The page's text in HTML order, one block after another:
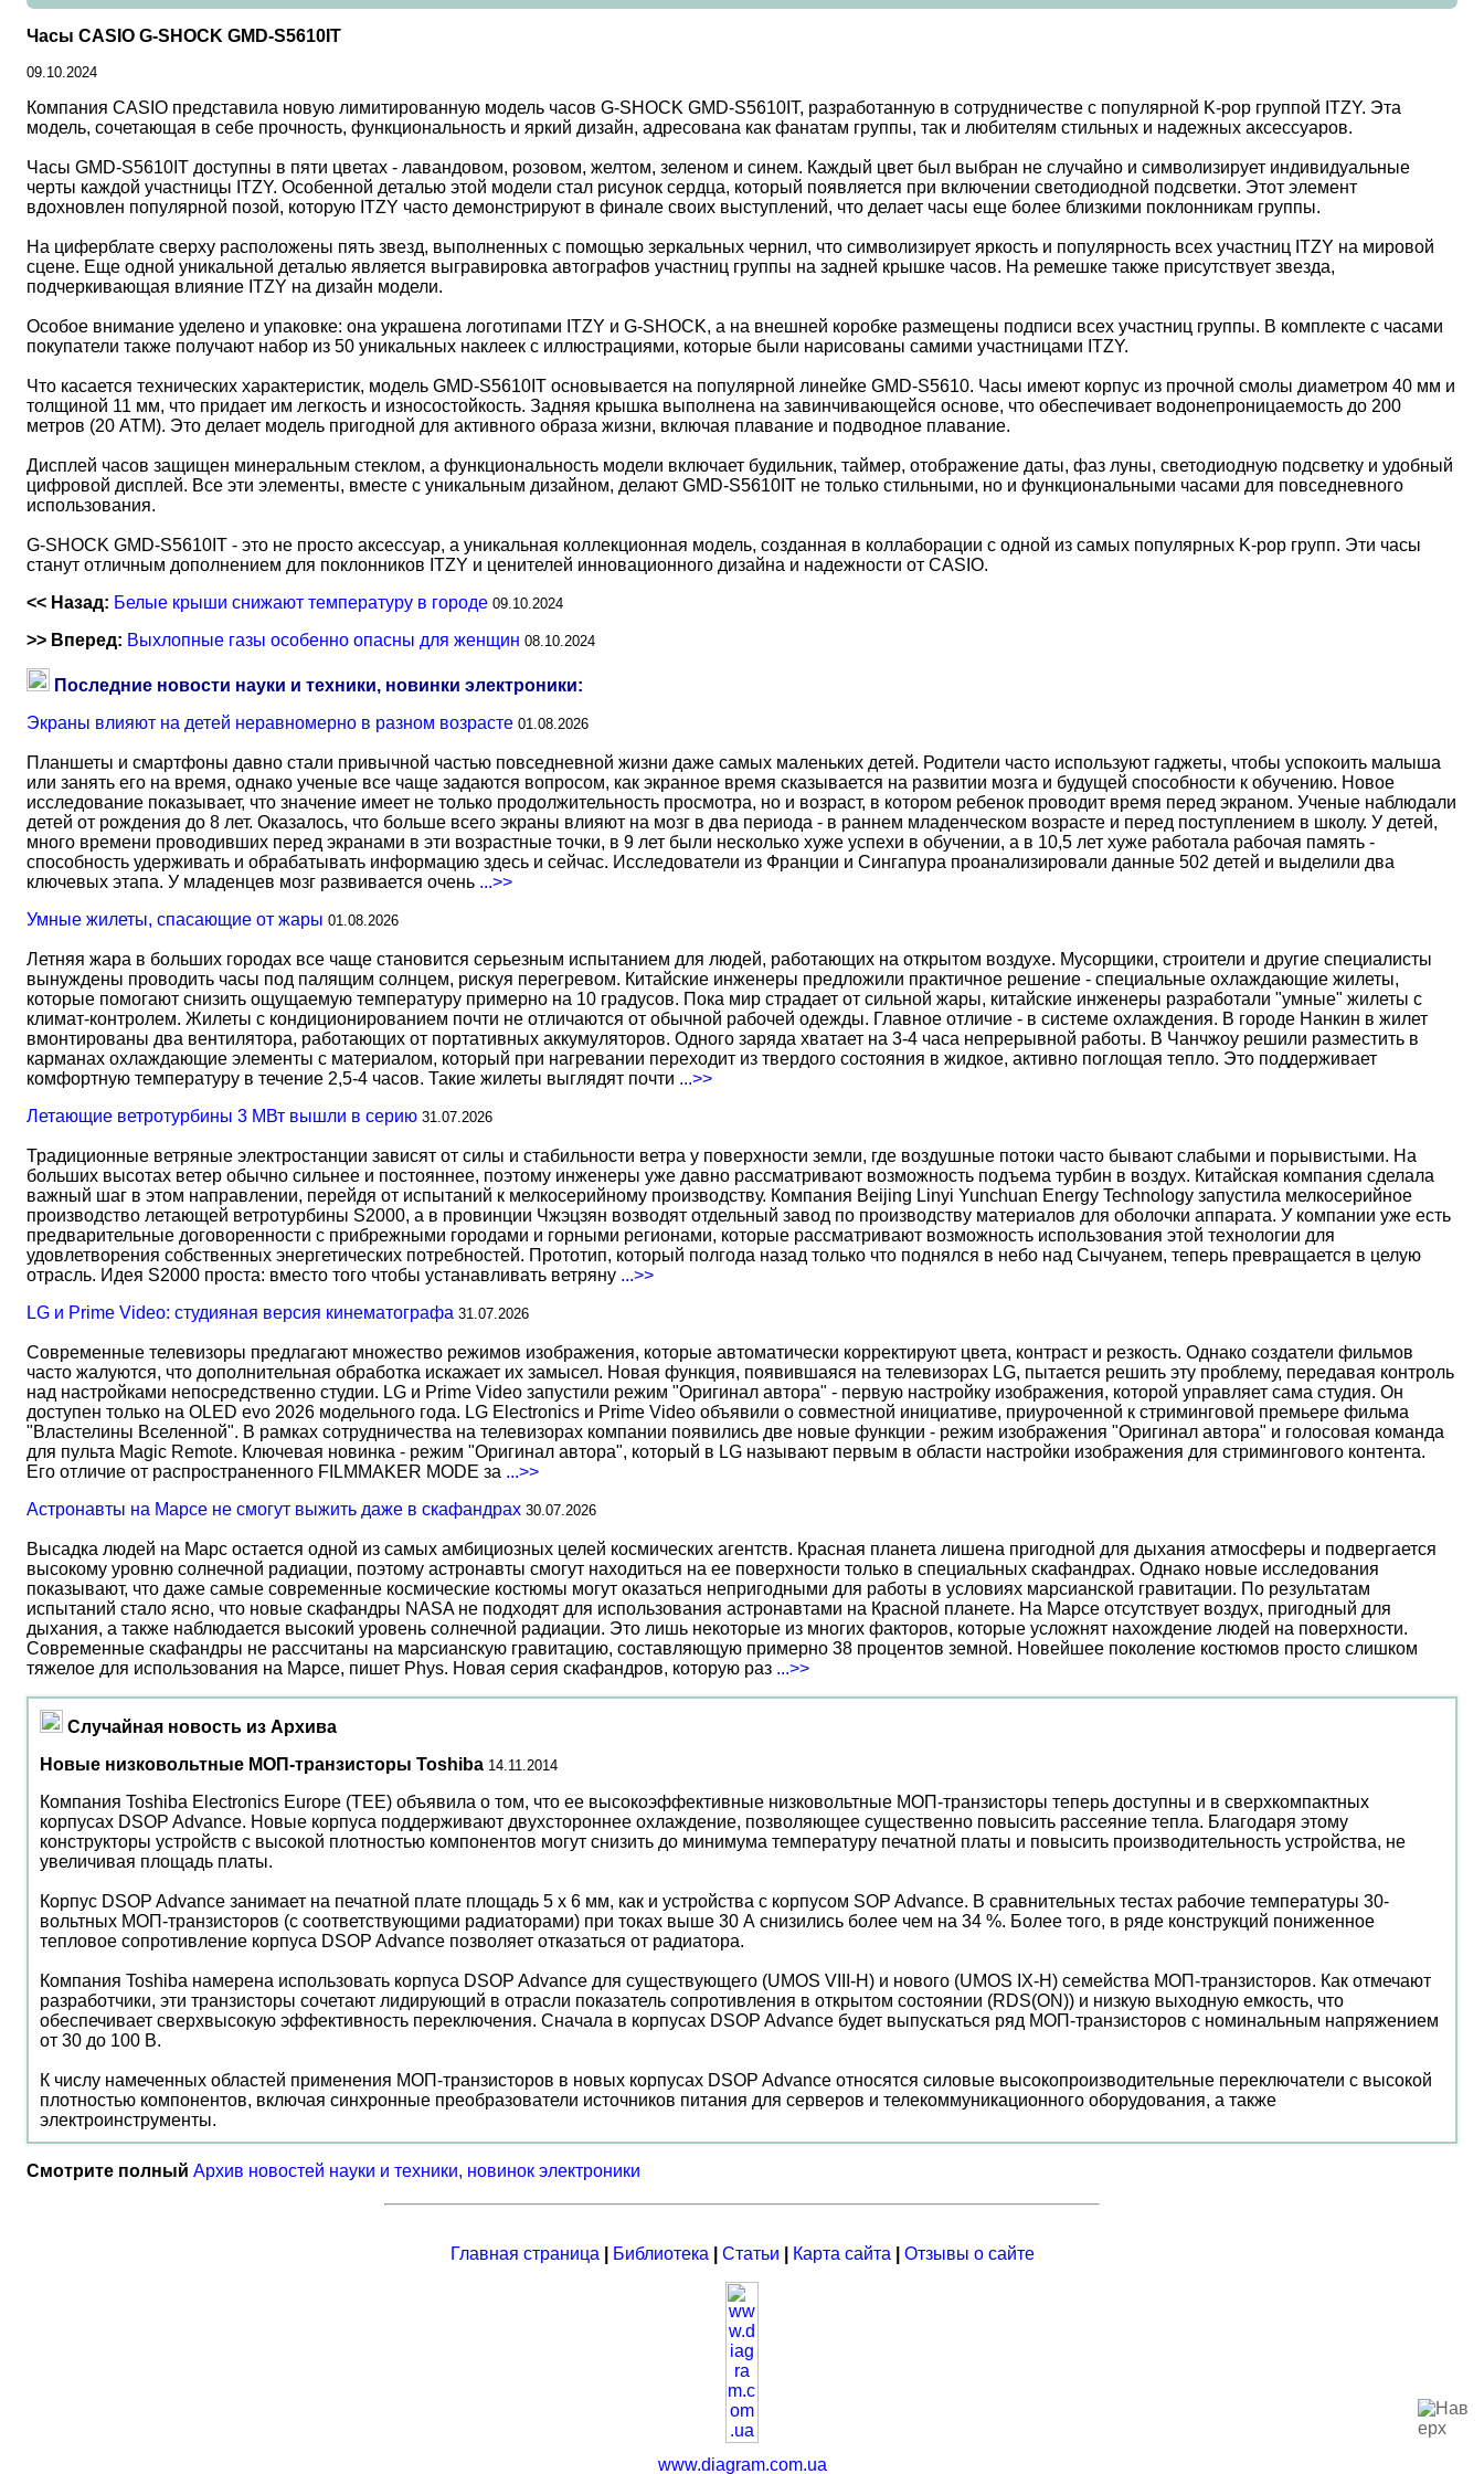
Часы CASIO G-SHOCK GMD-S5610IT
09.10.2024
Компания CASIO представила новую лимитированную модель часов G-SHOCK GMD-S5610IT, разработанную в сотрудничестве с популярной K-pop группой ITZY. Эта
модель, сочетающая в себе прочность, функциональность и яркий дизайн, адресована как фанатам группы, так и любителям стильных и надежных аксессуаров.
Часы GMD-S5610IT доступны в пяти цветах - лавандовом, розовом, желтом, зеленом и синем. Каждый цвет был выбран не случайно и символизирует индивидуальные
черты каждой участницы ITZY. Особенной деталью этой модели стал рисунок сердца, который появляется при включении светодиодной подсветки. Этот элемент
вдохновлен популярной позой, которую ITZY часто демонстрируют в финале своих выступлений, что делает часы еще более близкими поклонникам группы.
На циферблате сверху расположены пять звезд, выполненных с помощью зеркальных чернил, что символизирует яркость и популярность всех участниц ITZY на мировой
сцене. Еще одной уникальной деталью является выгравировка автографов участниц группы на задней крышке часов. На ремешке также присутствует звезда,
подчеркивающая влияние ITZY на дизайн модели.
Особое внимание уделено и упаковке: она украшена логотипами ITZY и G-SHOCK, а на внешней коробке размещены подписи всех участниц группы. В комплекте с часами
покупатели также получают набор из 50 уникальных наклеек с иллюстрациями, которые были нарисованы самими участницами ITZY.
Что касается технических характеристик, модель GMD-S5610IT основывается на популярной линейке GMD-S5610. Часы имеют корпус из прочной смолы диаметром 40 мм и
толщиной 11 мм, что придает им легкость и износостойкость. Задняя крышка выполнена на завинчивающейся основе, что обеспечивает водонепроницаемость до 200
метров (20 ATM). Это делает модель пригодной для активного образа жизни, включая плавание и подводное плавание.
Дисплей часов защищен минеральным стеклом, а функциональность модели включает будильник, таймер, отображение даты, фаз луны, светодиодную подсветку и удобный
цифровой дисплей. Все эти элементы, вместе с уникальным дизайном, делают GMD-S5610IT не только стильными, но и функциональными часами для повседневного
использования.
G-SHOCK GMD-S5610IT - это не просто аксессуар, а уникальная коллекционная модель, созданная в коллаборации с одной из самых популярных K-pop групп. Эти часы
станут отличным дополнением для поклонников ITZY и ценителей инновационного дизайна и надежности от CASIO.
<< Назад: Белые крыши снижают температуру в городе 09.10.2024
>> Вперед: Выхлопные газы особенно опасны для женщин 08.10.2024
Последние новости науки и техники, новинки электроники:
Экраны влияют на детей неравномерно в разном возрасте 01.08.2026
Планшеты и смартфоны давно стали привычной частью повседневной жизни даже самых маленьких детей. Родители часто используют гаджеты, чтобы успокоить малыша
или занять его на время, однако ученые все чаще задаются вопросом, как экранное время сказывается на развитии мозга и будущей способности к обучению. Новое
исследование показывает, что значение имеет не только продолжительность просмотра, но и возраст, в котором ребенок проводит время перед экраном. Ученые наблюдали
детей от рождения до 8 лет. Оказалось, что больше всего экраны влияют на мозг в два периода - в раннем младенческом возрасте и перед поступлением в школу. У детей,
много времени проводивших перед экранами в эти возрастные точки, в 9 лет были несколько хуже успехи в обучении, а в 10,5 лет хуже работала рабочая память -
способность удерживать и обрабатывать информацию здесь и сейчас. Исследователи из Франции и Сингапура проанализировали данные 502 детей и выделили два
ключевых этапа. У младенцев мозг развивается очень ...>>
Умные жилеты, спасающие от жары 01.08.2026
Летняя жара в больших городах все чаще становится серьезным испытанием для людей, работающих на открытом воздухе. Мусорщики, строители и другие специалисты
вынуждены проводить часы под палящим солнцем, рискуя перегревом. Китайские инженеры предложили практичное решение - специальные охлаждающие жилеты,
которые помогают снизить ощущаемую температуру примерно на 10 градусов. Пока мир страдает от сильной жары, китайские инженеры разработали "умные" жилеты с
климат-контролем. Жилеты с кондиционированием почти не отличаются от обычной рабочей одежды. Главное отличие - в системе охлаждения. В городе Нанкин в жилет
вмонтированы два вентилятора, работающих от портативных аккумуляторов. Одного заряда хватает на 3-4 часа непрерывной работы. В Чанчжоу решили разместить в
карманах охлаждающие элементы с материалом, который при нагревании переходит из твердого состояния в жидкое, активно поглощая тепло. Это поддерживает
комфортную температуру в течение 2,5-4 часов. Такие жилеты выглядят почти ...>>
Летающие ветротурбины 3 МВт вышли в серию 31.07.2026
Традиционные ветряные электростанции зависят от силы и стабильности ветра у поверхности земли, где воздушные потоки часто бывают слабыми и порывистыми. На
больших высотах ветер обычно сильнее и постояннее, поэтому инженеры уже давно рассматривают возможность подъема турбин в воздух. Китайская компания сделала
важный шаг в этом направлении, перейдя от испытаний к мелкосерийному производству. Компания Beijing Linyi Yunchuan Energy Technology запустила мелкосерийное
производство летающей ветротурбины S2000, а в провинции Чжэцзян возводят отдельный завод по производству материалов для оболочки аппарата. У компании уже есть
предварительные договоренности с прибрежными городами и горными регионами, которые рассматривают возможность использования этой технологии для
удовлетворения собственных энергетических потребностей. Прототип, который полгода назад только что поднялся в небо над Сычуанем, теперь превращается в целую
отрасль. Идея S2000 проста: вместо того чтобы устанавливать ветряну ...>>
LG и Prime Video: студияная версия кинематографа 31.07.2026
Современные телевизоры предлагают множество режимов изображения, которые автоматически корректируют цвета, контраст и резкость. Однако создатели фильмов
часто жалуются, что дополнительная обработка искажает их замысел. Новая функция, появившаяся на телевизорах LG, пытается решить эту проблему, передавая контроль
над настройками непосредственно студии. LG и Prime Video запустили режим "Оригинал автора" - первую настройку изображения, которой управляет сама студия. Он
доступен только на OLED evo 2026 модельного года. LG Electronics и Prime Video объявили о совместной инициативе, приуроченной к стриминговой премьере фильма
"Властелины Вселенной". В рамках сотрудничества на телевизорах компании появились две новые функции - режим изображения "Оригинал автора" и голосовая команда
для пульта Magic Remote. Ключевая новинка - режим "Оригинал автора", который в LG называют первым в области настройки изображения для стримингового контента.
Его отличие от распространенного FILMMAKER MODE за ...>>
Астронавты на Марсе не смогут выжить даже в скафандрах 30.07.2026
Высадка людей на Марс остается одной из самых амбициозных целей космических агентств. Красная планета лишена пригодной для дыхания атмосферы и подвергается
высокому уровню солнечной радиации, поэтому астронавты смогут находиться на ее поверхности только в специальных скафандрах. Однако новые исследования
показывают, что даже самые современные космические костюмы могут оказаться непригодными для работы в условиях марсианской гравитации. По результатам
испытаний стало ясно, что новые скафандры NASA не подходят для использования астронавтами на Красной планете. На Марсе отсутствует воздух, пригодный для
дыхания, а также наблюдается высокий уровень солнечной радиации. Это лишь некоторые из многих факторов, которые усложнят нахождение людей на поверхности.
Современные скафандры не рассчитаны на марсианскую гравитацию, составляющую примерно 38 процентов земной. Новейшее поколение костюмов просто слишком
тяжелое для использования на Марсе, пишет Phys. Новая серия скафандров, которую раз ...>>
Случайная новость из Архива
Новые низковольтные МОП-транзисторы Toshiba 14.11.2014
Компания Toshiba Electronics Europe (TEE) объявила о том, что ее высокоэффективные низковольтные МОП-транзисторы теперь доступны и в сверхкомпактных
корпусах DSOP Advance. Новые корпуса поддерживают двухстороннее охлаждение, позволяющее существенно повысить рассеяние тепла. Благодаря этому
конструкторы устройств с высокой плотностью компонентов могут снизить до минимума температуру печатной платы и повысить производительность устройства, не
увеличивая площадь платы.
Корпус DSOP Advance занимает на печатной плате площадь 5 x 6 мм, как и устройства с корпусом SOP Advance. В сравнительных тестах рабочие температуры 30-
вольтных МОП-транзисторов (с соответствующими радиаторами) при токах выше 30 А снизились более чем на 34 %. Более того, в ряде конструкций пониженное
тепловое сопротивление корпуса DSOP Advance позволяет отказаться от радиатора.
Компания Toshiba намерена использовать корпуса DSOP Advance для существующего (UMOS VIII-H) и нового (UMOS IX-H) семейства МОП-транзисторов. Как отмечают
разработчики, эти транзисторы сочетают лидирующий в отрасли показатель сопротивления в открытом состоянии (RDS(ON)) и низкую выходную емкость, что
обеспечивает сверхвысокую эффективность переключения. Сначала в корпусах DSOP Advance будет выпускаться ряд МОП-транзисторов с номинальным напряжением
от 30 до 100 В.
К числу намеченных областей применения МОП-транзисторов в новых корпусах DSOP Advance относятся силовые высокопроизводительные переключатели с высокой
плотностью компонентов, включая синхронные преобразователи источников питания для серверов и телекоммуникационного оборудования, а также
электроинструменты.
Смотрите полный Архив новостей науки и техники, новинок электроники
Главная страница Библиотека Статьи Карта сайта Отзывы о сайте
www.diagram.com.ua